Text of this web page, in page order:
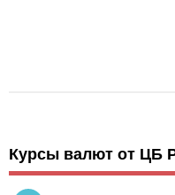
Курсы валют от ЦБ